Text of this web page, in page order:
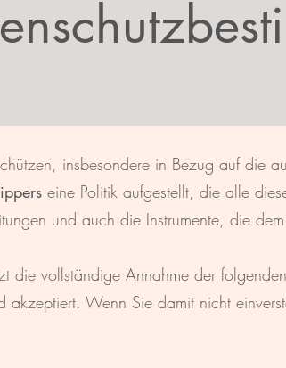
insbesondere in Bezug auf die
eine Politik aufgestellt, die alle
und auch die Instrumente, die
die vollständige Annahme der
akzeptiert. Wenn Sie damit nicht